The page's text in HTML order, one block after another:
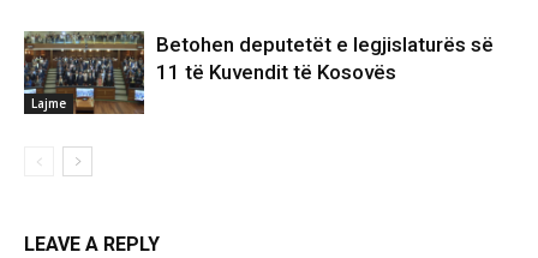
Lajme
Betohen deputetët e legjislaturës së
11 të Kuvendit të Kosovës
LEAVE A REPLY